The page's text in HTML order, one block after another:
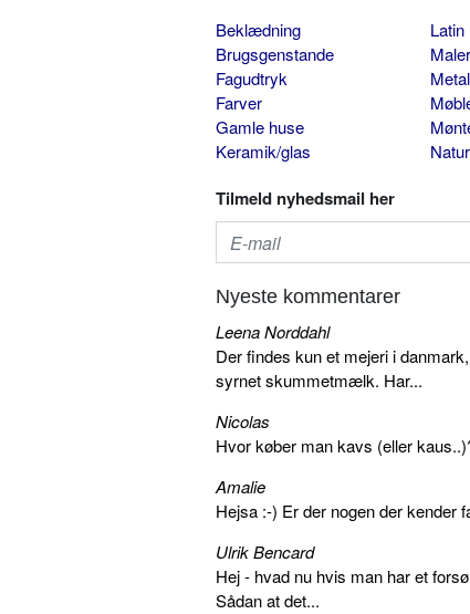
Beklædning
Brugsgenstande
Fagudtryk
Farver
Gamle huse
Keramik/glas
Latin
Metal
Tilmeld nyhedsmail her
Nyeste kommentarer
Leena Norddahl
Der findes kun et mejeri i
syrnet skummetmælk. Har...
Nicolas
Hvor køber man kavs (eller
Amalie
Hejsa :-) Er der nogen der kender
Ulrik Bencard
Hej - hvad nu hvis man har et
Sådan at det...